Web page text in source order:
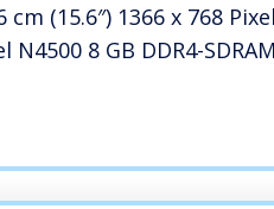
cm (15.6″) 1366 x 768 Pixel
N4500 8 GB DDR4-SDRAM
GB SSD Wi-Fi Windows 11